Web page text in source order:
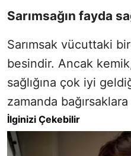
Sarımsağın fayda
Sarımsak vücuttaki
besindir. Ancak
sağlığına çok iyi
zamanda